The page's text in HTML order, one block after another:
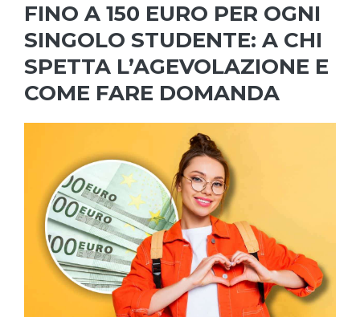
FINO A 150 EURO PER OGNI
SINGOLO STUDENTE: A CHI
SPETTA L’AGEVOLAZIONE E
COME FARE DOMANDA